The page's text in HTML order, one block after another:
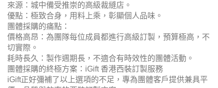
來源：城中備受推崇的高級裁縫店。
優點：極致合身，用料上乘，彰顯個人品味。
團體採購的痛點：
價格高昂：為團隊每位成員都進行高級訂製，預算極高，不
切實際。
耗時長久：製作週期長，不適合有時效性的團體活動。
團體採購的終極方案：iGift 香港西裝訂製服務
iGift正好彌補了以上選項的不足，專為團體客戶提供兼具平